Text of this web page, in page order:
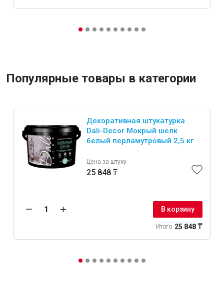
Популярные товары в категории
Декоративная штукатурка
Dali-Decor Мокрый шелк
белый перламутровый 2,5 кг
Цена за штуку
25 848 ₸
В корзину
Итого 25 848 ₸